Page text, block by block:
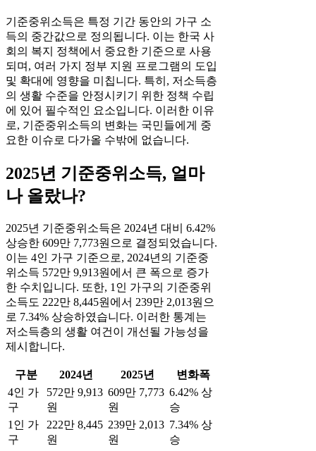
기준중위소득은 특정 기간 동안의 가구 소
득의 중간값으로 정의됩니다. 이는 한국 사
회의 복지 정책에서 중요한 기준으로 사용
되며, 여러 가지 정부 지원 프로그램의 도입
및 확대에 영향을 미칩니다. 특히, 저소득층
의 생활 수준을 안정시키기 위한 정책 수립
에 있어 필수적인 요소입니다. 이러한 이유
로, 기준중위소득의 변화는 국민들에게 중
요한 이슈로 다가올 수밖에 없습니다.
2025년 기준중위소득, 얼마
나 올랐나?
2025년 기준중위소득은 2024년 대비 6.42%
상승한 609만 7,773원으로 결정되었습니다.
이는 4인 가구 기준으로, 2024년의 기준중
위소득 572만 9,913원에서 큰 폭으로 증가
한 수치입니다. 또한, 1인 가구의 기준중위
소득도 222만 8,445원에서 239만 2,013원으
로 7.34% 상승하였습니다. 이러한 통계는
저소득층의 생활 여건이 개선될 가능성을
제시합니다.
구분 2024년 2025년
변화폭
4인 가
구
572만 9,913
원
609만 7,773
원
6.42% 상
승
1인 가
구
222만 8,445
원
239만 2,013
원
7.34% 상
승